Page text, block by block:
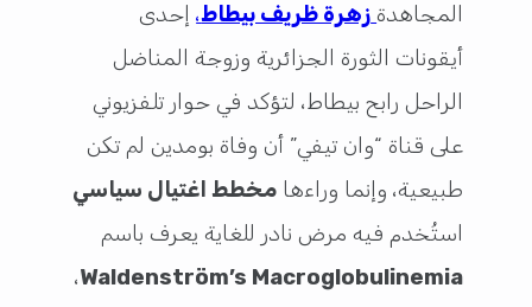
المجاهدة زهرة ظريف بيطاط،إحدى
أيقونات الثورة الجزائرية وزوجة المناضل
الراحل رابح بيطاط، لتؤكد في حوار تلفزيوني
على قناة “وان تيفي” أن وفاة بومدين لم تكن
طبيعية، وإنما وراءها مخطط اغتيال سياسي
استُخدم فيه مرض نادر للغاية يعرف باسم
Waldenström’s Macroglobulinemia،